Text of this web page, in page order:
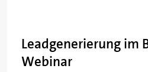
Leadgenerierung im
Webinar